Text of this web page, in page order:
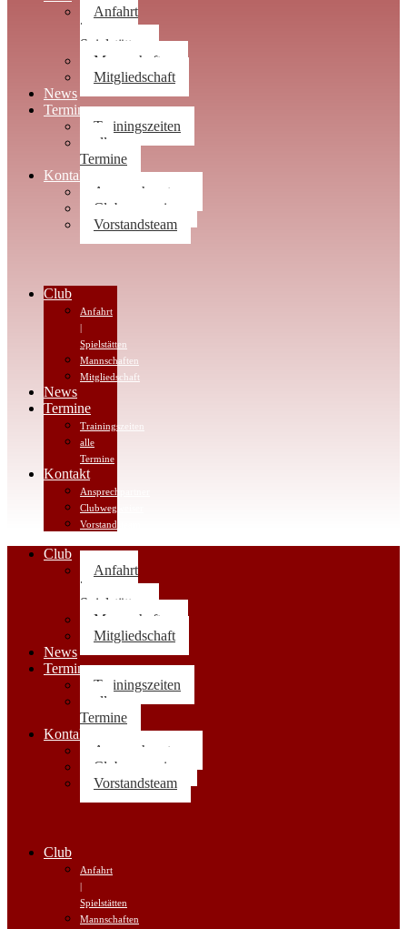
Anfahrt
|
Spielstätten
Mannschaften
Mitgliedschaft
News
Termine
Trainingszeiten
alle
Termine
Kontakt
Ansprechpartner
Clubwegweiser
Vorstandsteam
Club
Anfahrt
|
Spielstätten
Mannschaften
Mitgliedschaft
News
Termine
Trainingszeiten
alle
Termine
Kontakt
Ansprechpartner
Clubwegweiser
Vorstandsteam
Club
Anfahrt
|
Spielstätten
Mannschaften
Mitgliedschaft
News
Termine
Trainingszeiten
alle
Termine
Kontakt
Ansprechpartner
Clubwegweiser
Vorstandsteam
Club
Anfahrt
|
Spielstätten
Mannschaften